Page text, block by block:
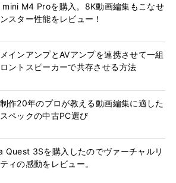
mini M4 Proを購入。8K動画編集もこなせ
スター性能をレビュー！
インアンプとAVアンプを連携させて一組
ントスピーカーで共存させる方法
作20年のプロが教える動画編集に適した
ペックの中古PC選び
Quest 3Sを購入したのでヴァーチャルリ
ィの感動をレビュー。